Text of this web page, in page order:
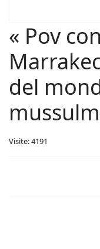
« Pov
del
Visite: 4191